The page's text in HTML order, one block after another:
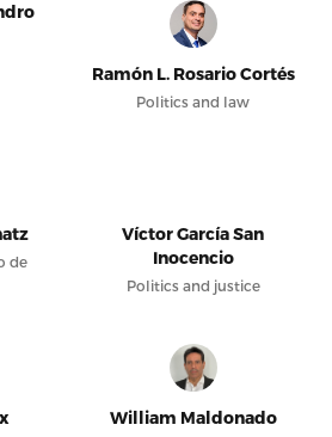
Ramón L. Rosario Cortés
Politics and law
de
Víctor García San
Inocencio
Politics and justice
William Maldonado